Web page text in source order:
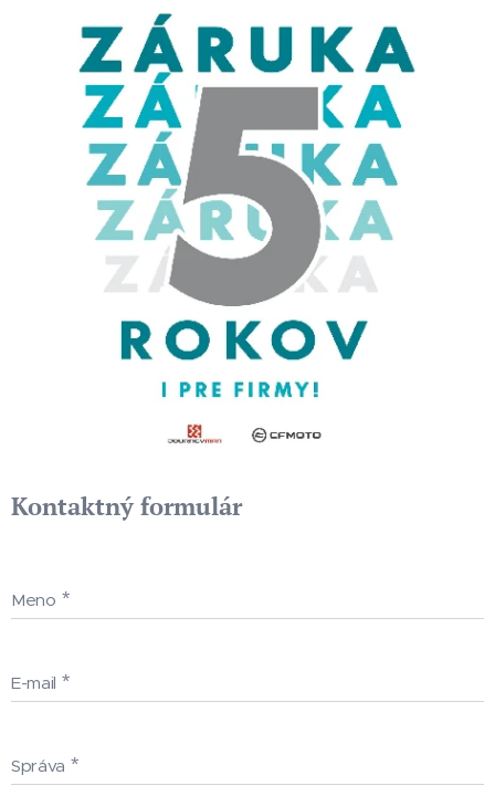
Kontaktný formulár
Meno
E-mail
Správa